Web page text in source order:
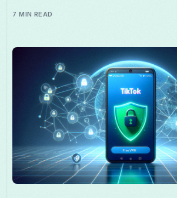
Nederlands
7 MIN READ